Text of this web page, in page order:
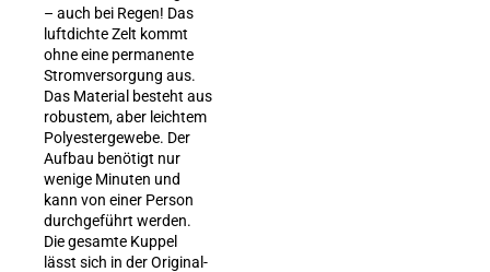
– auch bei Regen! Das
luftdichte Zelt kommt
ohne eine permanente
Stromversorgung aus.
Das Material besteht aus
robustem, aber leichtem
Polyestergewebe. Der
Aufbau benötigt nur
wenige Minuten und
kann von einer Person
durchgeführt werden.
Die gesamte Kuppel
lässt sich in der Original-